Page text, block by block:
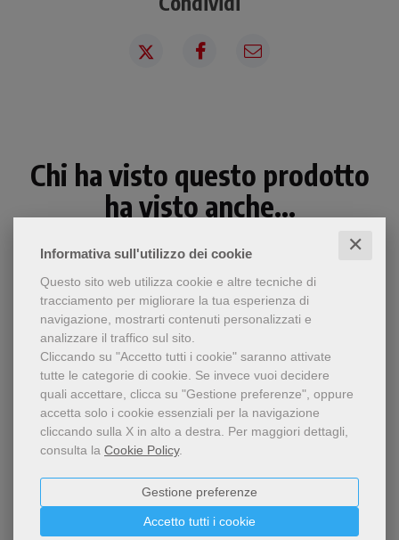
Informativa sull'utilizzo dei cookie ✕
Questo sito web utilizza cookie e altre tecniche di
tracciamento per migliorare la tua esperienza di
navigazione, mostrarti contenuti personalizzati e
analizzare il traffico sul sito.
Cliccando su "Accetto tutti i cookie" saranno attivate
tutte le categorie di cookie. Se invece vuoi decidere
quali accettare, clicca su "Gestione preferenze", oppure
accetta solo i cookie essenziali per la navigazione
cliccando sulla X in alto a destra. Per maggiori dettagli,
consulta la Cookie Policy.
Accetto tutti i cookie
Gestione preferenze
Chi ha visto questo prodotto
ha visto anche...
Un viaggio spirituale per
esplorare il significato della
morte guidati da san
Zdzisław Józef Kijas
La vita nella morte